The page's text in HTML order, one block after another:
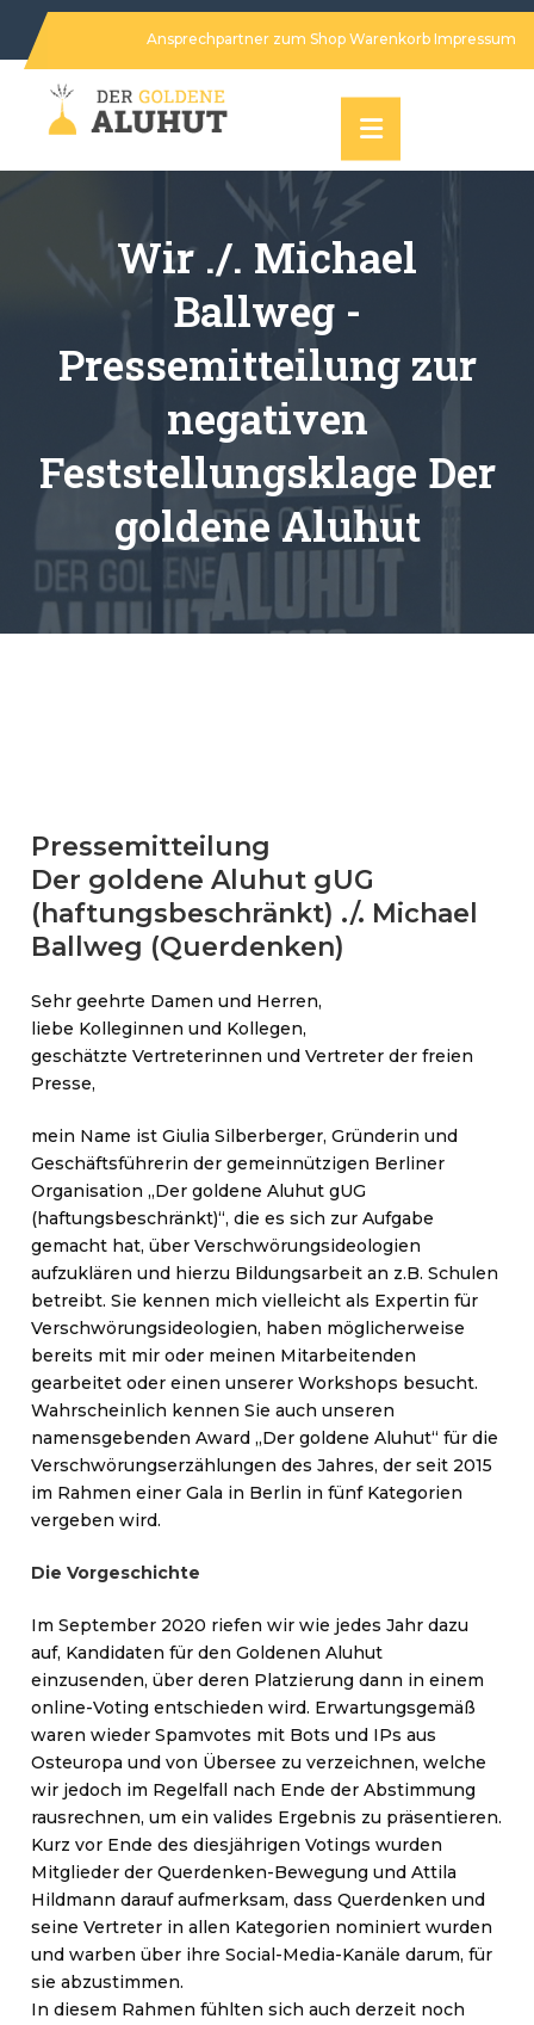
Ansprechpartner zum Shop Warenkorb Impressum
Wir ./. Michael
Ballweg -
Pressemitteilung zur
negativen
Feststellungsklage Der
goldene Aluhut
Pressemitteilung
Der goldene Aluhut gUG
(haftungsbeschränkt) ./. Michael
Ballweg (Querdenken)
Sehr geehrte Damen und Herren,
liebe Kolleginnen und Kollegen,
geschätzte Vertreterinnen und Vertreter der freien
Presse,
mein Name ist Giulia Silberberger, Gründerin und
Geschäftsführerin der gemeinnützigen Berliner
Organisation „Der goldene Aluhut gUG
(haftungsbeschränkt)“, die es sich zur Aufgabe
gemacht hat, über Verschwörungsideologien
aufzuklären und hierzu Bildungsarbeit an z.B. Schulen
betreibt. Sie kennen mich vielleicht als Expertin für
Verschwörungsideologien, haben möglicherweise
bereits mit mir oder meinen Mitarbeitenden
gearbeitet oder einen unserer Workshops besucht.
Wahrscheinlich kennen Sie auch unseren
namensgebenden Award „Der goldene Aluhut“ für die
Verschwörungserzählungen des Jahres, der seit 2015
im Rahmen einer Gala in Berlin in fünf Kategorien
vergeben wird.
Die Vorgeschichte
Im September 2020 riefen wir wie jedes Jahr dazu
auf, Kandidaten für den Goldenen Aluhut
einzusenden, über deren Platzierung dann in einem
online-Voting entschieden wird. Erwartungsgemäß
waren wieder Spamvotes mit Bots und IPs aus
Osteuropa und von Übersee zu verzeichnen, welche
wir jedoch im Regelfall nach Ende der Abstimmung
rausrechnen, um ein valides Ergebnis zu präsentieren.
Kurz vor Ende des diesjährigen Votings wurden
Mitglieder der Querdenken-Bewegung und Attila
Hildmann darauf aufmerksam, dass Querdenken und
seine Vertreter in allen Kategorien nominiert wurden
und warben über ihre Social-Media-Kanäle darum, für
sie abzustimmen.
In diesem Rahmen fühlten sich auch derzeit noch